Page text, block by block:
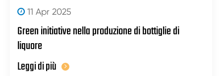
11 Apr 2025
Green initiative nella produzione di bottiglie di
liquore
Leggi di più